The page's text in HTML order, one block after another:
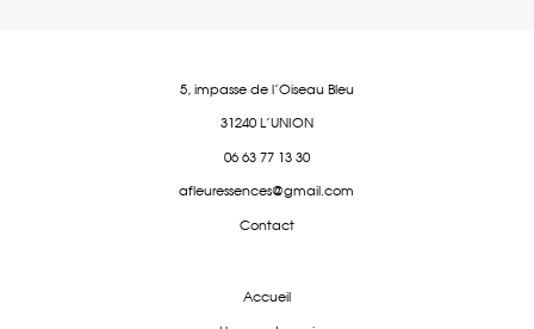
5, impasse de l'Oiseau Bleu
31240 L'UNION
06 63 77 13 30
afleuressences@gmail.com
Contact
Accueil